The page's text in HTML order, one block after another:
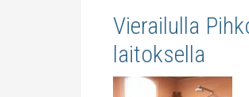
Vierailulla
laitoksella